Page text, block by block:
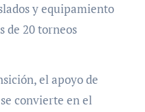
y equipamiento
de 20 torneos
el apoyo de
convierte en el